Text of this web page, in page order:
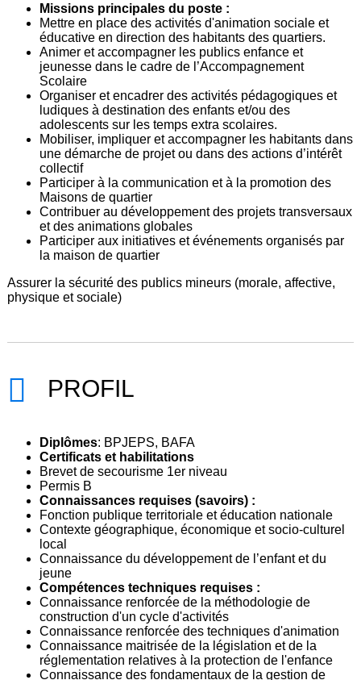
Missions principales du poste :
Mettre en place des activités d'animation sociale et
éducative en direction des habitants des quartiers.
Animer et accompagner les publics enfance et
jeunesse dans le cadre de l’Accompagnement
Scolaire
Organiser et encadrer des activités pédagogiques et
ludiques à destination des enfants et/ou des
adolescents sur les temps extra scolaires.
Mobiliser, impliquer et accompagner les habitants dans
une démarche de projet ou dans des actions d’intérêt
collectif
Participer à la communication et à la promotion des
Maisons de quartier
Contribuer au développement des projets transversaux
et des animations globales
Participer aux initiatives et événements organisés par
la maison de quartier
Assurer la sécurité des publics mineurs (morale, affective,
physique et sociale)
PROFIL
Diplômes: BPJEPS, BAFA
Certificats et habilitations
Brevet de secourisme 1er niveau
Permis B
Connaissances requises (savoirs) :
Fonction publique territoriale et éducation nationale
Contexte géographique, économique et socio-culturel
local
Connaissance du développement de l’enfant et du
jeune
Compétences techniques requises :
Connaissance renforcée de la méthodologie de
construction d'un cycle d'activités
Connaissance renforcée des techniques d'animation
Connaissance maitrisée de la législation et de la
réglementation relatives à la protection de l'enfance
Connaissance des fondamentaux de la gestion de